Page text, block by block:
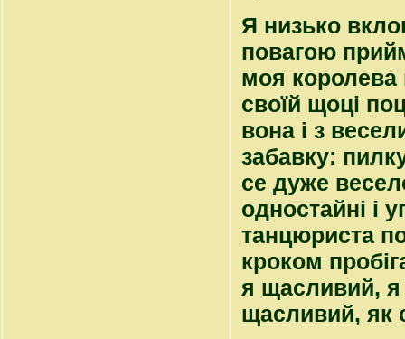
Я низько
повагою
моя королева
своїй щоці
вона і з
забавку:
се дуже
одностайні і
танцюриста
кроком
я щасливий, я
щасливий, як